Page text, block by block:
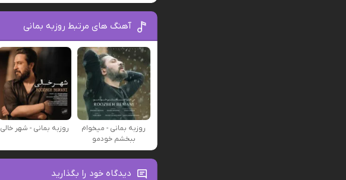
آهنگ های مرتبط روزبه بمانی
روزبه بمانی - میخوام
ببخشم خودمو
روزبه بمانی - شهر خالی
دیدگاه خود را بگذارید